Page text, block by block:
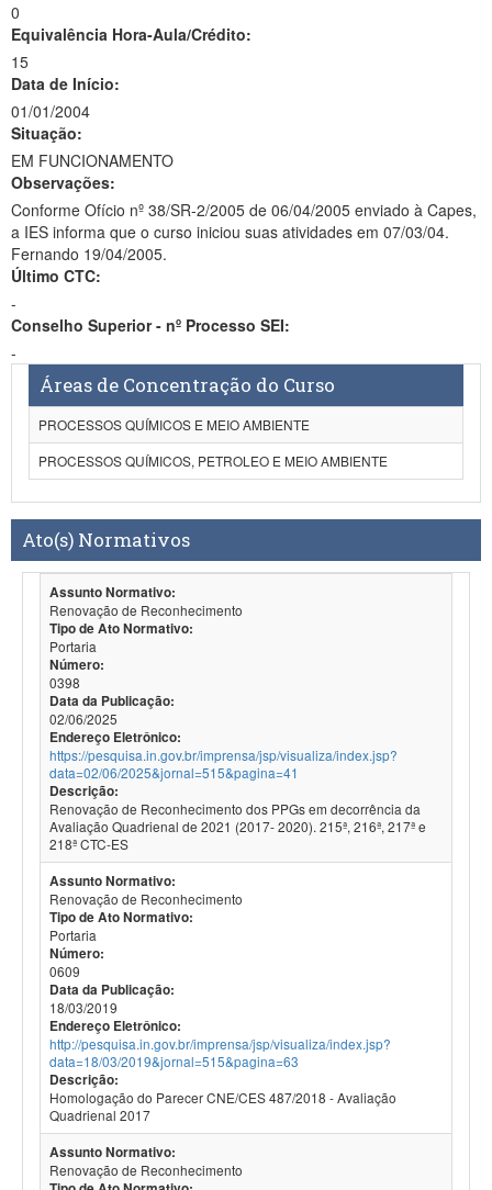
0
Equivalência Hora-Aula/Crédito:
15
Data de Início:
01/01/2004
Situação:
EM FUNCIONAMENTO
Observações:
Conforme Ofício nº 38/SR-2/2005 de 06/04/2005 enviado à Capes,
a IES informa que o curso iniciou suas atividades em 07/03/04.
Fernando 19/04/2005.
Último CTC:
-
Conselho Superior - nº Processo SEI:
-
Áreas de Concentração do Curso
PROCESSOS QUÍMICOS E MEIO AMBIENTE
PROCESSOS QUÍMICOS, PETROLEO E MEIO AMBIENTE
Ato(s) Normativos
Assunto Normativo:
Renovação de Reconhecimento
Tipo de Ato Normativo:
Portaria
Número:
0398
Data da Publicação:
02/06/2025
Endereço Eletrônico:
https://pesquisa.in.gov.br/imprensa/jsp/visualiza/index.jsp?
data=02/06/2025&jornal=515&pagina=41
Descrição:
Renovação de Reconhecimento dos PPGs em decorrência da
Avaliação Quadrienal de 2021 (2017- 2020). 215ª, 216ª, 217ª e
218ª CTC-ES
Assunto Normativo:
Renovação de Reconhecimento
Tipo de Ato Normativo:
Portaria
Número:
0609
Data da Publicação:
18/03/2019
Endereço Eletrônico:
http://pesquisa.in.gov.br/imprensa/jsp/visualiza/index.jsp?
data=18/03/2019&jornal=515&pagina=63
Descrição:
Homologação do Parecer CNE/CES 487/2018 - Avaliação
Quadrienal 2017
Assunto Normativo:
Renovação de Reconhecimento